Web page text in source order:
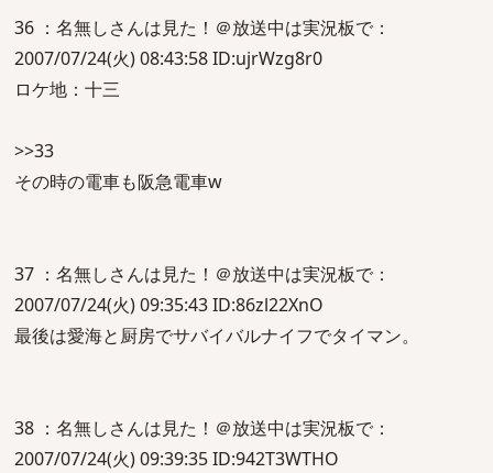
36 ：名無しさんは見た！＠放送中は実況板で：
2007/07/24(火) 08:43:58 ID:ujrWzg8r0
ロケ地：十三
>>33
その時の電車も阪急電車w
37 ：名無しさんは見た！＠放送中は実況板で：
2007/07/24(火) 09:35:43 ID:86zl22XnO
最後は愛海と厨房でサバイバルナイフでタイマン。
38 ：名無しさんは見た！＠放送中は実況板で：
2007/07/24(火) 09:39:35 ID:942T3WTHO